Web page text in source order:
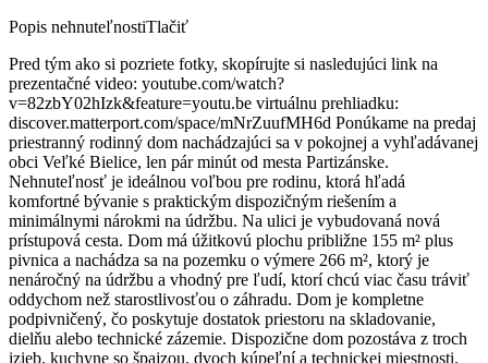
Popis nehnuteľnostiTlačiť
Pred tým ako si pozriete fotky, skopírujte si nasledujúci link na
prezentačné video: youtube.com/watch?
v=82zbY02hIzk&feature=youtu.be virtuálnu prehliadku:
discover.matterport.com/space/mNrZuufMH6d Ponúkame na predaj
priestranný rodinný dom nachádzajúci sa v pokojnej a vyhľadávanej
obci Veľké Bielice, len pár minút od mesta Partizánske.
Nehnuteľnosť je ideálnou voľbou pre rodinu, ktorá hľadá
komfortné bývanie s praktickým dispozičným riešením a
minimálnymi nárokmi na údržbu. Na ulici je vybudovaná nová
prístupová cesta. Dom má úžitkovú plochu približne 155 m² plus
pivnica a nachádza sa na pozemku o výmere 266 m², ktorý je
nenáročný na údržbu a vhodný pre ľudí, ktorí chcú viac času tráviť
oddychom než starostlivosťou o záhradu. Dom je kompletne
podpivničený, čo poskytuje dostatok priestoru na skladovanie,
dielňu alebo technické zázemie. Dispozične dom pozostáva z troch
izieb, kuchyne so špajzou, dvoch kúpeľní a technickej miestnosti.